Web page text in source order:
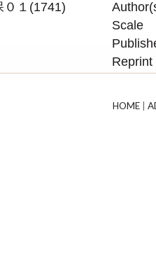
０１(1741)
Scale
Reprint
HOME|